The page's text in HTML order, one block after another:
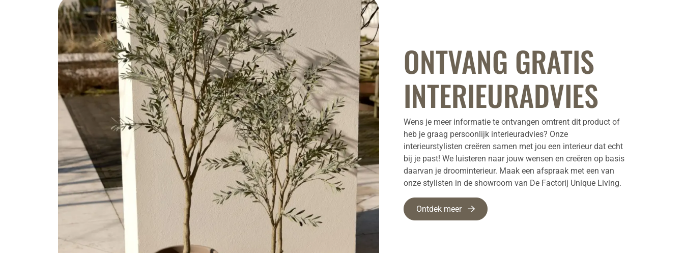
ONTVANG GRATIS
INTERIEURADVIES
Wens je meer informatie te ontvangen omtrent dit product of
heb je graag persoonlijk interieuradvies? Onze
interieurstylisten creëren samen met jou een interieur dat echt
bij je past! We luisteren naar jouw wensen en creëren op basis
daarvan je droominterieur. Maak een afspraak met een van
onze stylisten in de showroom van De Factorij Unique Living.
Ontdek meer